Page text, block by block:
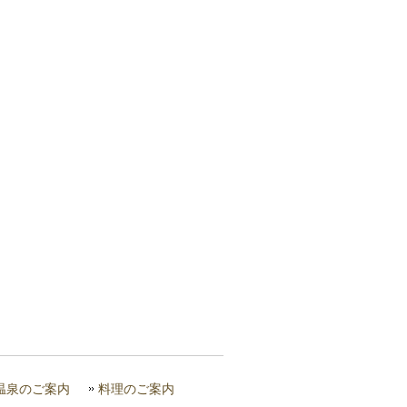
泉のご案内 料理のご案内